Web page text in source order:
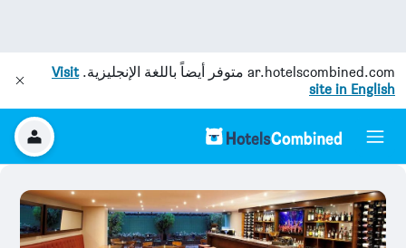
ar.hotelscombined.com متوفر أيضاً باللغة الإنجليزية.Visit
site in English